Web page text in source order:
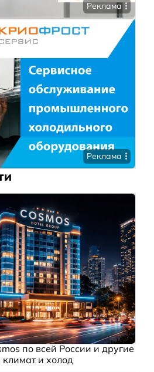
Реклама
Реклама
по всей России и другие
и холод